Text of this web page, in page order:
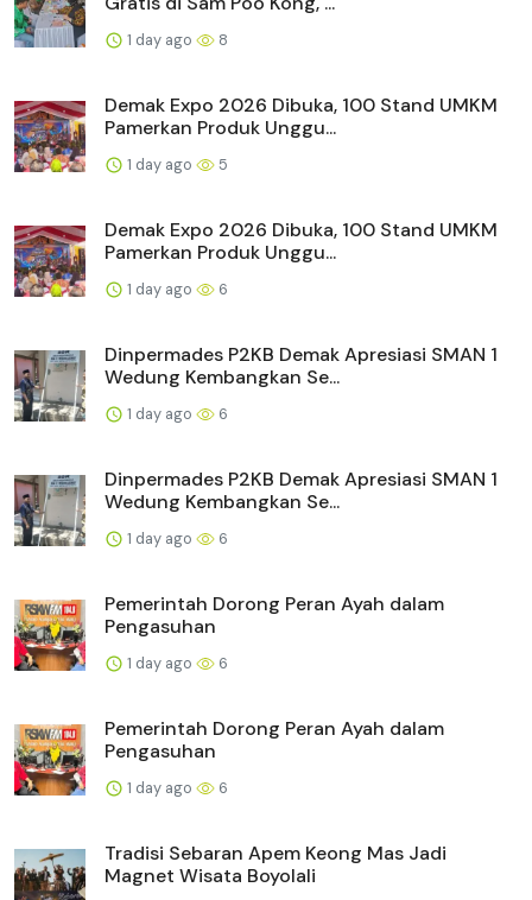
1 day ago 8
Demak Expo 2026 Dibuka, 100 Stand UMKM
Pamerkan Produk Unggu...
1 day ago 5
Demak Expo 2026 Dibuka, 100 Stand UMKM
Pamerkan Produk Unggu...
1 day ago 6
Dinpermades P2KB Demak Apresiasi SMAN 1
Wedung Kembangkan Se...
1 day ago 6
Dinpermades P2KB Demak Apresiasi SMAN 1
Wedung Kembangkan Se...
1 day ago 6
Pemerintah Dorong Peran Ayah dalam
Pengasuhan
1 day ago 6
Pemerintah Dorong Peran Ayah dalam
Pengasuhan
1 day ago 6
Tradisi Sebaran Apem Keong Mas Jadi
Magnet Wisata Boyolali